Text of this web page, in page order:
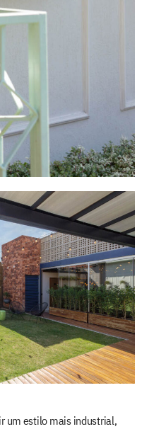
um estilo mais industrial,